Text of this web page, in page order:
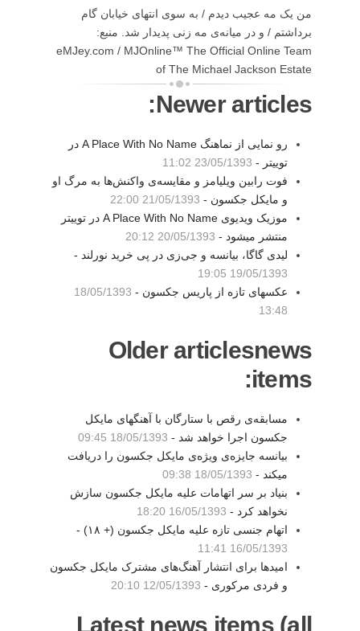
من یک مه عجیب دیدم / به سوی انتهای خیابان گام
برداشتم / و در میانه‌ی مه زنی پدیدار شد. منبع:
eMJey.com / MJOnline™ The Official Online Team
of The Michael Jackson Estate
Newer articles:
رو نمایی از نماهنگ A Place With No Name در
توییتر - 23/05/1393 11:02
فوت رابین ویلیامز و مقایسه‌ی واکنش‌ها به مرگ او
و مایکل جکسون - 21/05/1393 22:00
موزیک ویدیوی A Place With No Name در توییتر
منتشر میشود - 20/05/1393 20:12
لیدی گاگا، بیانسه و جی‌زی در پی خرید نورلند -
19/05/1393 19:05
عکسهای تازه از پاریس جکسون - 18/05/1393
13:48
Older articlesnews
items:
مسابقه‌ی رقص با ستارگان با آهنگهای مایکل
جکسون اجرا خواهد شد - 18/05/1393 09:45
بیانسه جایزه‌ی ویژه‌ی مایکل جکسون را دریافت
میکند - 18/05/1393 09:38
بنیاد بر سر اتهامات علیه مایکل جکسون سازش
نخواهد کرد - 16/05/1393 18:20
اتهام جنسی تازه علیه مایکل جکسون (+ ۱۸) -
16/05/1393 11:41
امیدها برای انتشار آهنگ‌های مشترک مایکل جکسون
و فردی مرکوری - 12/05/1393 20:10
Latest news items (all